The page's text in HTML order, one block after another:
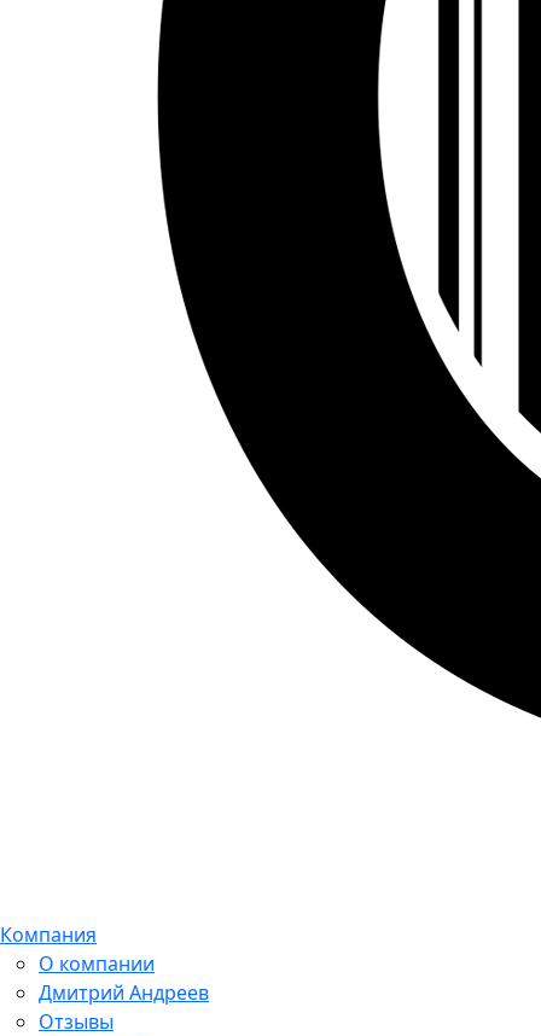
Компания
О компании
Дмитрий Андреев
Отзывы